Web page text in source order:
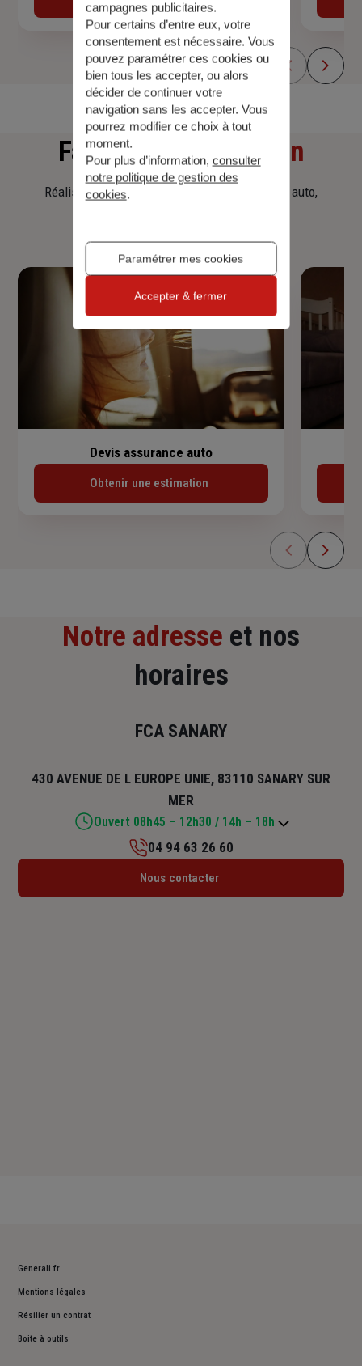
Faitesune simulation
Réalisez une simulation tarifaire d'assurance, auto,
Devis assurance auto
Obtenir une estimation
Notre adresse et nos
horaires
FCA SANARY
430 AVENUE DE L EUROPE UNIE, 83110 SANARY SUR
MER
Ouvert 08h45 – 12h30 / 14h – 18h
Lundi : 08h45 – 12h30 / 14h – 18h
04 94 63 26 60
Nous contacter
Generali.fr
Mentions légales
Résilier un contrat
Boite à outils
campagnes publicitaires.
Pour certains d’entre eux, votre
consentement est nécessaire. Vous
pouvez paramétrer ces cookies ou
bien tous les accepter, ou alors
décider de continuer votre
navigation sans les accepter. Vous
pourrez modifier ce choix à tout
moment.
Pour plus d’information, consulter
notre politique de gestion des
cookies.
Paramétrer mes cookies
Accepter & fermer